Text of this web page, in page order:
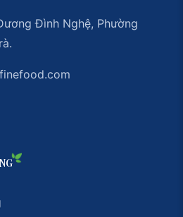
Đình Nghệ, Phường